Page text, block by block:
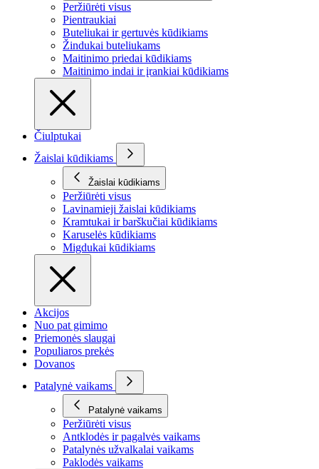
Peržiūrėti visus
Pientraukiai
Buteliukai ir gertuvės kūdikiams
Žindukai buteliukams
Maitinimo priedai kūdikiams
Maitinimo indai ir įrankiai kūdikiams
Čiulptukai
Žaislai kūdikiams
Žaislai kūdikiams
Peržiūrėti visus
Lavinamieji žaislai kūdikiams
Kramtukai ir barškučiai kūdikiams
Karuselės kūdikiams
Migdukai kūdikiams
Akcijos
Nuo pat gimimo
Priemonės slaugai
Populiaros prekės
Dovanos
Patalynė vaikams
Patalynė vaikams
Peržiūrėti visus
Antklodės ir pagalvės vaikams
Patalynės užvalkalai vaikams
Paklodės vaikams